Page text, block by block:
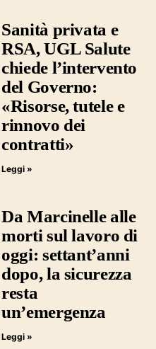
Sanità privata e
RSA, UGL Salute
chiede l’intervento
del Governo:
«Risorse, tutele e
rinnovo dei
contratti»
Leggi »
Da Marcinelle alle
morti sul lavoro di
oggi: settant’anni
dopo, la sicurezza
resta
un’emergenza
Leggi »